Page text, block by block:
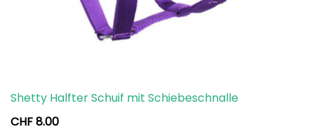
Shetty Halfter Schuif mit Schiebeschnalle
CHF8.00